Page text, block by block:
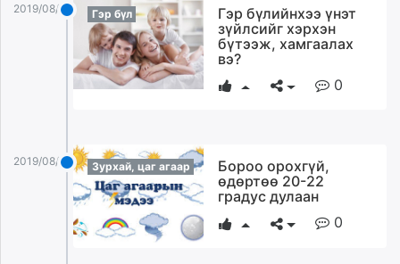
2019/08/07 Гэр бүл
Гэр бүлийнхээ үнэт
зүйлсийг хэрхэн
бүтээж, хамгаалах
вэ?
0
2019/08/07 Зурхай, цаг агаар
Бороо орохгүй,
өдөртөө 20-22
градус дулаан
0